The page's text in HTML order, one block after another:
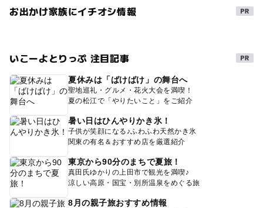
お出かけ家族にイチオシ情報
いこーよとりっぷ 注目記事
夏休みは「ばけばけ」の舞台へ
聖地巡礼・グルメ・花火大会を満喫！
夏の松江で「やりたいこと」をご紹介
暑い日はひんやりかき氷！
子供が笑顔になる♪ふわふわ天然かき氷
関東の有名＆おすすめ店を厳選紹介
東京から90分のまちで夏旅！
真田氏ゆかりの上田市で観光を満喫♪
涼しい高原・国宝・別所温泉をめぐる旅
8月の親子旅おすすめ情報